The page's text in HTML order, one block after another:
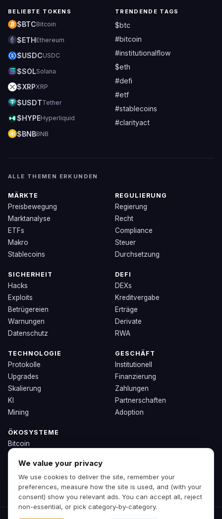
BELIEBTE TOKENS
$BTCBitcoin
$ETHEthereum
$USDCUSDC
$SOLSolana
$XRPXRP
$USDTTether
$HYPEHyperliquid
$BNBBNB
TRENDENDE TAGS
$btc
#bitcoin
#institutionalflow
$eth
#defi
#etf
#stablecoins
#clarityact
ALLE THEMEN ERKUNDEN
MÄRKTE
Preisbewegung
Marktanalyse
ETFs
Makro
Stablecoins
REGULIERUNG
Regierung
Recht
Compliance
Steuer
Durchsetzung
SICHERHEIT
Hacks
Exploits
Betrügereien
Warnungen
Datenschutz
DEFI
DEXs
Kreditvergabe
Erträge
Derivate
RWA
TECHNOLOGIE
Protokolle
Upgrades
Skalierung
KI
Mining
GESCHÄFT
Institutionell
Finanzierung
Zahlungen
Partnerschaften
Adoption
ÖKOSYSTEME
Bitcoin
Ethereum
Solana
BNB
Andere Chains
We value your privacy
We use cookies to deliver the site, remember your
preferences, measure how the site is used, and (with your
consent) show you relevant ads. You can accept all, reject
non-essential, or pick category-by-category.